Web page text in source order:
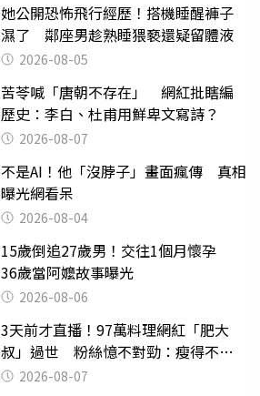
她公開恐怖飛行經歷！搭機睡醒褲子
濕了 鄰座男趁熟睡猥褻還疑留體液
2026-08-05
苦苓喊「唐朝不存在」 網紅批瞎編
歷史：李白、杜甫用鮮卑文寫詩？
2026-08-07
不是AI！他「沒脖子」畫面瘋傳 真相
曝光網看呆
2026-08-04
15歲倒追27歲男！交往1個月懷孕
36歲當阿嬤故事曝光
2026-08-06
3天前才直播！97萬料理網紅「肥大
叔」過世 粉絲憶不對勁：瘦得不合
理 2026-08-07